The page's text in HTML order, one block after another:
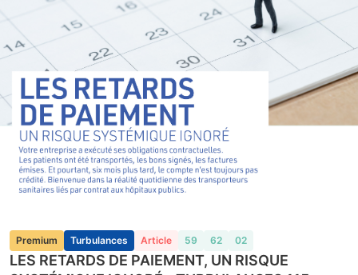
Premium Turbulances Article 59 62 02
LES RETARDS DE PAIEMENT, UN RISQUE